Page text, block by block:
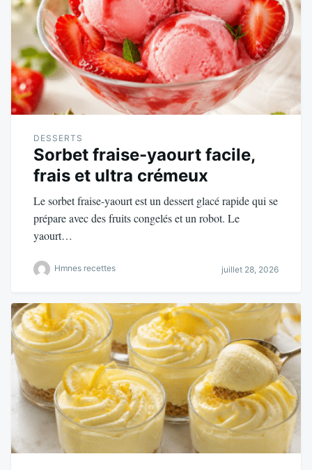
DESSERTS
Sorbet fraise-yaourt facile,
frais et ultra crémeux
Le sorbet fraise-yaourt est un dessert glacé rapide qui se
prépare avec des fruits congelés et un robot. Le
yaourt…
Hmnes recettes juillet 28, 2026